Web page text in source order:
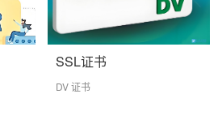
SSL证书
DV 证书